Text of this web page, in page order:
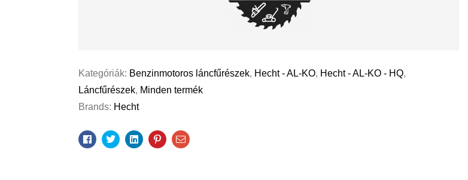
Kategóriák: Benzinmotoros láncfűrészek, Hecht - AL-KO, Hecht - AL-KO - HQ,
Láncfűrészek, Minden termék
Brands: Hecht
Facebook
TwitterLinkedinPinterestEmail